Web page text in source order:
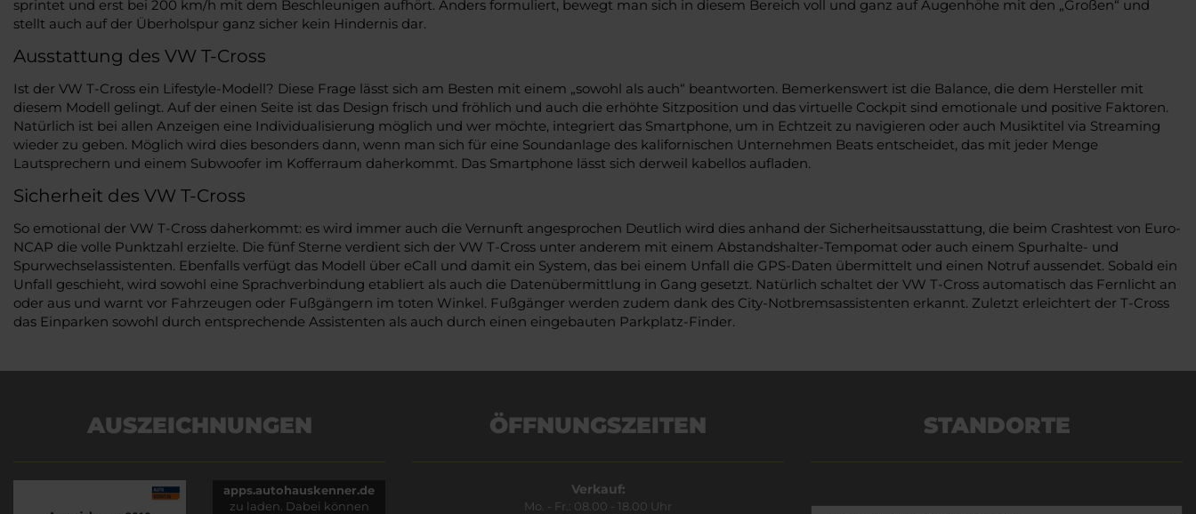
sprintet und erst bei 200 km/h mit dem Beschleunigen aufhört. Anders formuliert, bewegt man sich in diesem Bereich voll und ganz auf Augenhöhe mit den „Großen“ und
stellt auch auf der Überholspur ganz sicher kein Hindernis dar.
Ausstattung des VW T-Cross
Ist der VW T-Cross ein Lifestyle-Modell? Diese Frage lässt sich am Besten mit einem „sowohl als auch“ beantworten. Bemerkenswert ist die Balance, die dem Hersteller mit
diesem Modell gelingt. Auf der einen Seite ist das Design frisch und fröhlich und auch die erhöhte Sitzposition und das virtuelle Cockpit sind emotionale und positive Faktoren.
Natürlich ist bei allen Anzeigen eine Individualisierung möglich und wer möchte, integriert das Smartphone, um in Echtzeit zu navigieren oder auch Musiktitel via Streaming
wieder zu geben. Möglich wird dies besonders dann, wenn man sich für eine Soundanlage des kalifornischen Unternehmen Beats entscheidet, das mit jeder Menge
Lautsprechern und einem Subwoofer im Kofferraum daherkommt. Das Smartphone lässt sich derweil kabellos aufladen.
Sicherheit des VW T-Cross
So emotional der VW T-Cross daherkommt: es wird immer auch die Vernunft angesprochen Deutlich wird dies anhand der Sicherheitsausstattung, die beim Crashtest von Euro-
NCAP die volle Punktzahl erzielte. Die fünf Sterne verdient sich der VW T-Cross unter anderem mit einem Abstandshalter-Tempomat oder auch einem Spurhalte- und
Spurwechselassistenten. Ebenfalls verfügt das Modell über eCall und damit ein System, das bei einem Unfall die GPS-Daten übermittelt und einen Notruf aussendet. Sobald ein
Unfall geschieht, wird sowohl eine Sprachverbindung etabliert als auch die Datenübermittlung in Gang gesetzt. Natürlich schaltet der VW T-Cross automatisch das Fernlicht an
oder aus und warnt vor Fahrzeugen oder Fußgängern im toten Winkel. Fußgänger werden zudem dank des City-Notbremsassistenten erkannt. Zuletzt erleichtert der T-Cross
das Einparken sowohl durch entsprechende Assistenten als auch durch einen eingebauten Parkplatz-Finder.
AUSZEICHNUNGEN
apps.autohauskenner.de
zu laden. Dabei können
ÖFFNUNGSZEITEN
Verkauf:
Mo. - Fr.: 08.00 - 18.00 Uhr
STANDORTE